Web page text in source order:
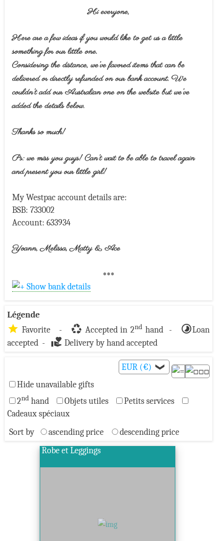
Hi everyone,
Here are a few ideas if you would like to get us a little
something for our little one.
Considering the distance, we’ve favored items that can be
delivered or directly refunded on our bank account. We
couldn’t add our Australian one on the website but we’ve
added the details below.
Thanks so much!
Ps: we miss you guys! Can’t wait to be able to travel again
and present you our little girl!
My Westpac account details are:
BSB: 733002
Account: 633934
Yoann, Melissa, Matty & Ace
•••
Show bank details
Légende
star Favorite - recycling Accepted in 2nd hand - timelapseLoan
accepted - volunteer_activism Delivery by hand accepted
EUR (€)❯
Hide unavailable gifts
2nd hand Objets utiles
Petits services
Cadeaux spéciaux
Sort by
ascending price
descending price
Robe et Leggings